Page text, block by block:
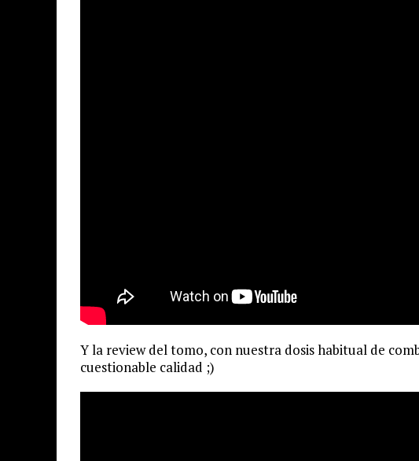
Y la review del tomo, con nuestra dosis habitual de
cuestionable calidad ;)